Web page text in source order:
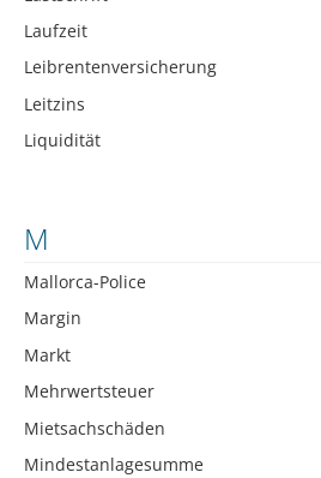
Laufzeit
Leibrentenversicherung
Leitzins
Liquidität
M
Mallorca-Police
Margin
Markt
Mehrwertsteuer
Mietsachschäden
Mindestanlagesumme